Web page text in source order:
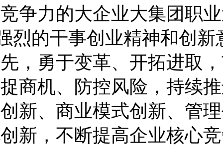
争力的大企业大集团职
烈的干事创业精神和创新
，勇于变革、开拓进取
商机、防控风险，持续
新、商业模式创新、管
新，不断提高企业核心